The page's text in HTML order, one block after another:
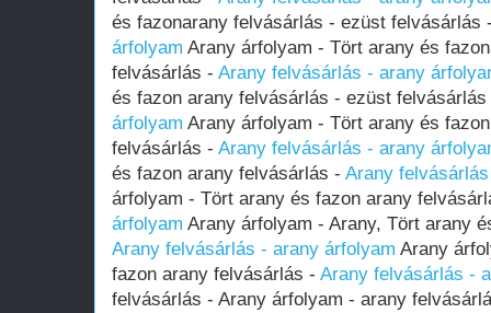
és fazonarany felvásárlás - ezüst felvásárlás
árfolyam Arany árfolyam - Tört arany és
felvásárlás - Arany felvásárlás - arany
és fazon arany felvásárlás - ezüst
árfolyam Arany árfolyam - Tört arany és
felvásárlás - Arany felvásárlás - arany
és fazon arany felvásárlás - Arany
árfolyam - Tört arany és fazon arany
árfolyam Arany árfolyam - Arany, Tört arany
Arany felvásárlás - arany árfolyam Arany
fazon arany felvásárlás - Arany felvásárlás -
felvásárlás - Arany árfolyam - arany